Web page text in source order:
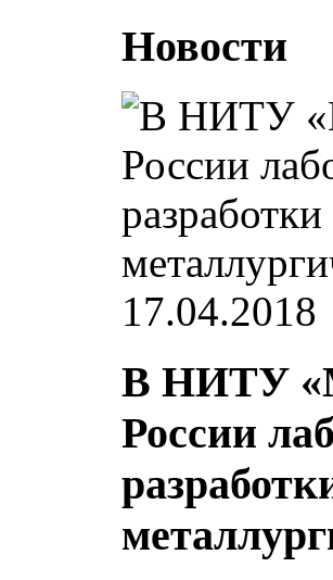
Новости
17.04.2018
В НИТУ
России